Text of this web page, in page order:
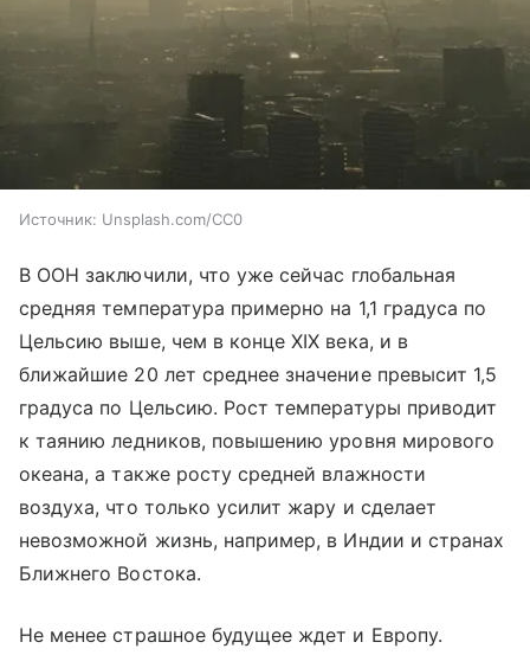
Источник: Unsplash.com/CC0
В ООН заключили, что уже сейчас глобальная
средняя температура примерно на 1,1 градуса по
Цельсию выше, чем в конце XIX века, и в
ближайшие 20 лет среднее значение превысит 1,5
градуса по Цельсию. Рост температуры приводит
к таянию ледников, повышению уровня мирового
океана, а также росту средней влажности
воздуха, что только усилит жару и сделает
невозможной жизнь, например, в Индии и странах
Ближнего Востока.
Не менее страшное будущее ждет и Европу.